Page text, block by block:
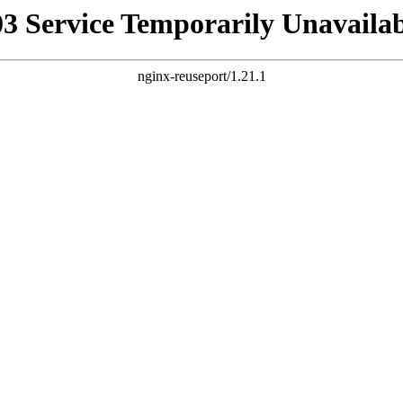
Service Temporarily
nginx-reuseport/1.21.1